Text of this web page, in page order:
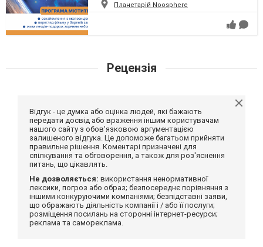
Планетарій Noosphere
Рецензія
Відгук - це думка або оцінка людей, які бажають
передати досвід або враження іншим користувачам
нашого сайту з обов'язковою аргументацією
залишеного відгука. Це допоможе багатьом прийняти
правильне рішення. Коментарі призначені для
спілкування та обговорення, а також для роз'яснення
питань, що цікавлять.
Не дозволяється: використання ненормативної
лексики, погроз або образ; безпосереднє порівняння з
іншими конкуруючими компаніями; безпідставні заяви,
що ображають діяльність компанії і / або її послуги;
розміщення посилань на сторонні інтернет-ресурси;
реклама та самореклама.